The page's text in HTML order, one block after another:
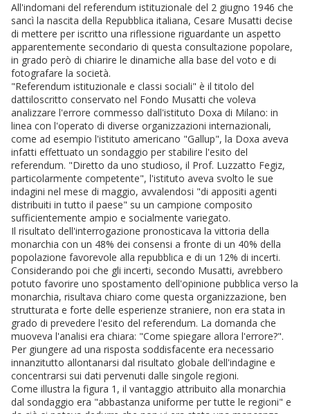
All'indomani del referendum istituzionale del 2 giugno 1946 che
sancì la nascita della Repubblica italiana, Cesare Musatti decise
di mettere per iscritto una riflessione riguardante un aspetto
apparentemente secondario di questa consultazione popolare,
in grado però di chiarire le dinamiche alla base del voto e di
fotografare la società.
"Referendum istituzionale e classi sociali" è il titolo del
dattiloscritto conservato nel Fondo Musatti che voleva
analizzare l'errore commesso dall'istituto Doxa di Milano: in
linea con l'operato di diverse organizzazioni internazionali,
come ad esempio l'istituto americano "Gallup", la Doxa aveva
infatti effettuato un sondaggio per stabilire l'esito del
referendum. "Diretto da uno studioso, il Prof. Luzzatto Fegiz,
particolarmente competente", l'istituto aveva svolto le sue
indagini nel mese di maggio, avvalendosi "di appositi agenti
distribuiti in tutto il paese" su un campione composito
sufficientemente ampio e socialmente variegato.
Il risultato dell'interrogazione pronosticava la vittoria della
monarchia con un 48% dei consensi a fronte di un 40% della
popolazione favorevole alla repubblica e di un 12% di incerti.
Considerando poi che gli incerti, secondo Musatti, avrebbero
potuto favorire uno spostamento dell'opinione pubblica verso la
monarchia, risultava chiaro come questa organizzazione, ben
strutturata e forte delle esperienze straniere, non era stata in
grado di prevedere l'esito del referendum. La domanda che
muoveva l'analisi era chiara: "Come spiegare allora l'errore?".
Per giungere ad una risposta soddisfacente era necessario
innanzitutto allontanarsi dal risultato globale dell'indagine e
concentrarsi sui dati pervenuti dalle singole regioni.
Come illustra la figura 1, il vantaggio attribuito alla monarchia
dal sondaggio era "abbastanza uniforme per tutte le regioni" e